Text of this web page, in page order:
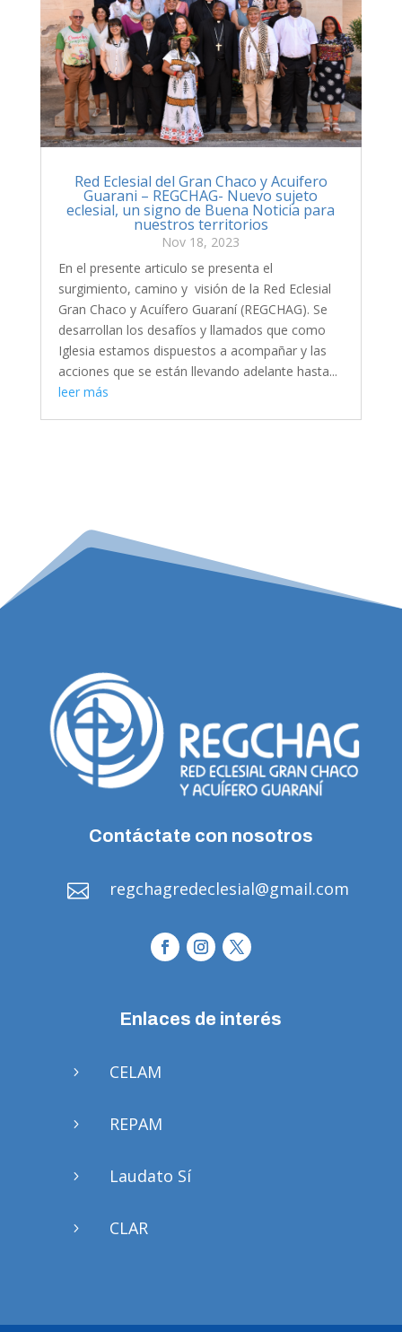
Red Eclesial del Gran Chaco y Acuifero
Guarani – REGCHAG- Nuevo sujeto
eclesial, un signo de Buena Noticia para
nuestros territorios
Nov 18, 2023
En el presente articulo se presenta el
surgimiento, camino y visión de la Red Eclesial
Gran Chaco y Acuífero Guaraní (REGCHAG). Se
desarrollan los desafíos y llamados que como
Iglesia estamos dispuestos a acompañar y las
acciones que se están llevando adelante hasta...
leer más
Contáctate con nosotros
 regchagredeclesial@gmail.com
Enlaces de interés
5 CELAM
5 REPAM
5 Laudato Sí
5 CLAR